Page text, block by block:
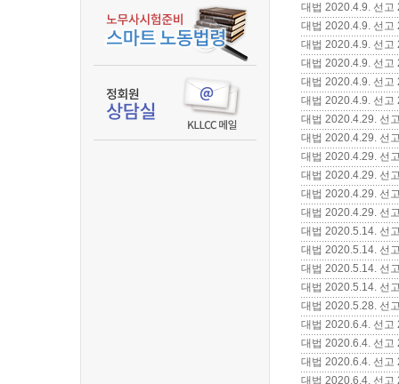
대법 2020.4.9. 선고
대법 2020.4.9. 선고
대법 2020.4.9. 선고
대법 2020.4.9. 선고
대법 2020.4.9. 선고
대법 2020.4.9. 선고
대법 2020.4.29. 선
대법 2020.4.29. 선
대법 2020.4.29. 선
대법 2020.4.29. 선
대법 2020.4.29. 선
대법 2020.4.29. 선
대법 2020.5.14. 선
대법 2020.5.14. 선
대법 2020.5.14. 선
대법 2020.5.14. 선
대법 2020.5.28. 선
대법 2020.6.4. 선고
대법 2020.6.4. 선고
대법 2020.6.4. 선고
대법 2020.6.4. 선고